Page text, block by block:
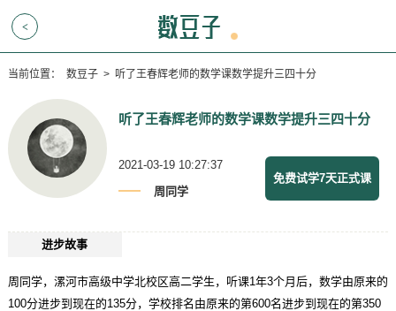
<
当前位置： 数豆子 > 听了王春辉老师的数学课数学提升三四十分
听了王春辉老师的数学课数学提升三四十分
2021-03-19 10:27:37
周同学
免费试学7天正式课
进步故事
周同学，漯河市高级中学北校区高二学生，听课1年3个月后，数学由原来的
100分进步到现在的135分，学校排名由原来的第600名进步到现在的第350